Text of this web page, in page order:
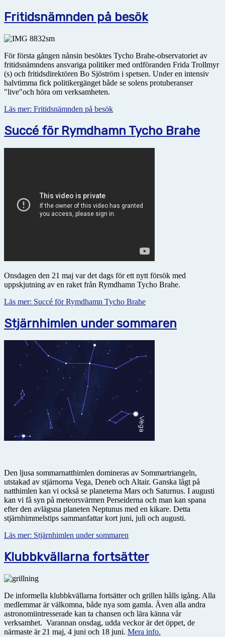
Fritidsnämnden på besök
För första gången nånsin besöktes Tycho Brahe-observatoriet av
fritidsnämndens ansvariga politiker med ordföranden Frida Trollmyr
(s) och fritidsdirektören Bo Sjöström i spetsen. Under en intensiv
halvtimma fick politikergänget både se solens protuberanser
"live"och höra om verksamheten.
Läs mer: Fritidsnämnden på besök
Succé för Rymdhamn Tycho Brahe
Onsdagen den 21 maj var det dags för ett nytt försök med
uppskjutning av en raket från Rymdhamn Tycho Brahe.
Läs mer: Succé för Rymdhamn Tycho Brahe
Stjärnhimlen under sommaren
Den ljusa sommarnatthimlen domineras av Sommartriangeln,
utstakad av stjärnorna Vega, Deneb och Altair. Ganska lågt på
natthimlen kan vi också se planeterna Mars och Saturnus. I augusti
kan vi få syn på meteorsvärmen Perseiderna och man kan spana
efter den avlägsna planeten Neptunus med en kikare. Detta
stjärnhimmelstips sammanfattar kort juni, juli och augusti.
Läs mer: Stjärnhimlen under sommaren
Klubbkvällarna fortsätter
De informella klubbkvällarna fortsätter och grillen hålls igång. Alla
medlemmar är välkomna, både nya som gamla. Även alla andra
astronomiintresserade kan ta chansen och lära känna vår
verksamhet. Varannan onsdag, udda veckor är det öppet, de
närmaste är 21 maj, 4 juni och 18 juni. Mera info.